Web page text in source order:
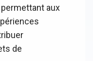
permettant aux
de